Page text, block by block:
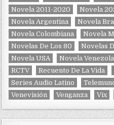
Novela 2011-2020
Novela
Novela Argentina
Novela
Novela Colombiana
Novela
Novelas De Los 80
Novelas
Novela USA
Novela
RCTV
Recuento De La Vida
Series Audio Latino
Venevisión
Venganza Vix